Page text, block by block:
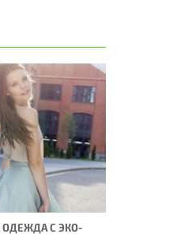
ОДЕЖДА С ЭКО-